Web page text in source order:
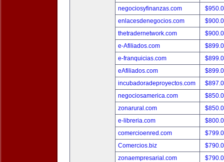
negociosyfinanzas.com
enlacesdenegocios.com
thetradernetwork.com
e-Afiliados.com
e-franquicias.com
eAfiliados.com
incubadoradeproyectos.com
negociosamerica.com
zonarural.com
e-libreria.com
comercioenred.com
Comercios.biz
zonaempresarial.com